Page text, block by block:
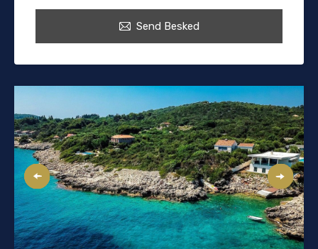
Send Besked